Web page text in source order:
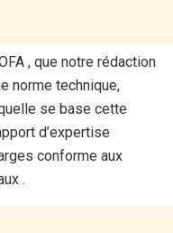
, que notre rédaction
norme technique,
se base cette
d’expertise
conforme aux
.